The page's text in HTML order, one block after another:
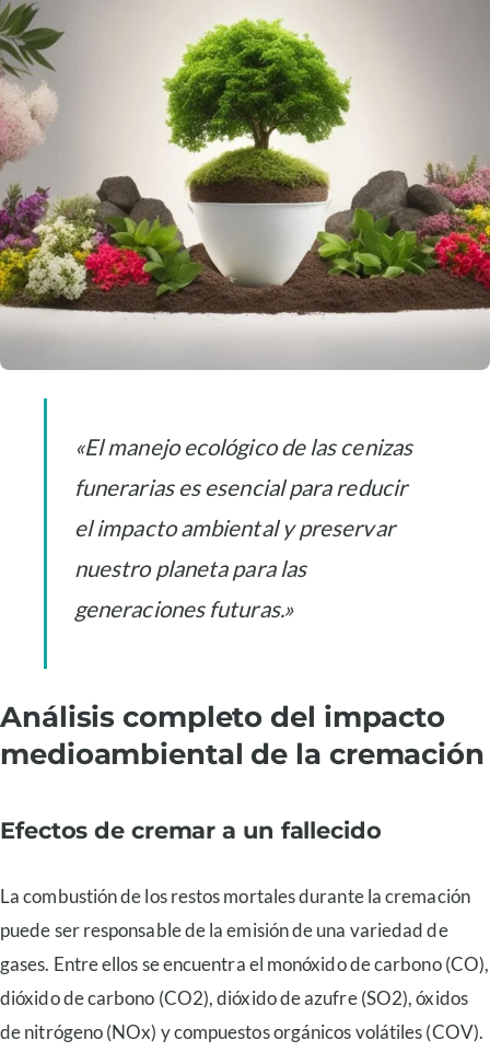
«El manejo ecológico de las cenizas
funerarias es esencial para reducir
el impacto ambiental y preservar
nuestro planeta para las
generaciones futuras.»
Análisis completo del impacto
medioambiental de la cremación
Efectos de cremar a un fallecido
La combustión de los restos mortales durante la cremación
puede ser responsable de la emisión de una variedad de
gases. Entre ellos se encuentra el monóxido de carbono (CO),
dióxido de carbono (CO2), dióxido de azufre (SO2), óxidos
de nitrógeno (NOx) y compuestos orgánicos volátiles (COV).